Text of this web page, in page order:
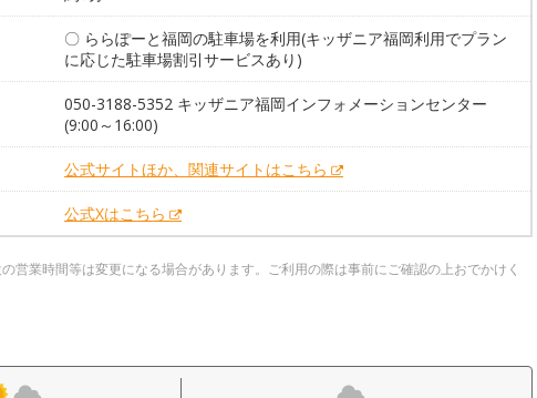
〇 ららぽーと福岡の駐車場を利用(キッザニア福岡利用でプラン
に応じた駐車場割引サービスあり)
050-3188-5352 キッザニア福岡インフォメーションセンター
(9:00～16:00)
公式サイトほか、関連サイトはこちら
公式Xはこちら
営業時間等は変更になる場合があります。ご利用の際は事前にご確認の上おでかけく